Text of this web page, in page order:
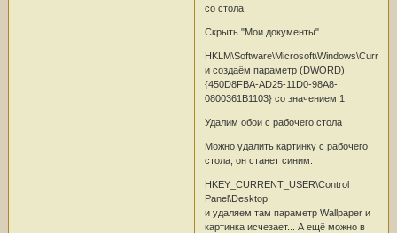
со стола.
Скрыть "Мои документы"
и создаём параметр (DWORD)
{450D8FBA-AD25-11D0-98A8-
0800361B1103} со значением 1.
Удалим обои с рабочего стола
Можно удалить картинку с рабочего
стола, он станет синим.
HKEY_CURRENT_USER\Control
Panel\Desktop
и удаляем там параметр Wallpaper и
картинка исчезает... А ещё можно в